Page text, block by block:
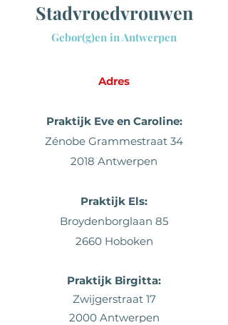
Stadvroedvrouwen
Gebor(g)en in Antwerpen
Adres
Praktijk Eve en Caroline:
Zénobe Grammestraat 34
2018 Antwerpen
Praktijk Els:
Broydenborglaan 85
2660 Hoboken
Praktijk Birgitta:
Zwijgerstraat 17
2000 Antwerpen